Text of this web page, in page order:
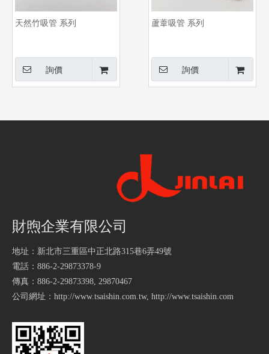
天然竹吸管 系列
詢價
蘆葦吸管 系列
詢價
財煦企業有限公司
地址：新北市三重區中正北路315巷6弄49號
電話：886-2-29873378-9
傳真：886-2-29873398, 29870467
公司網址： http://www.tsaishin.com.tw, http://www.tsaishin.com